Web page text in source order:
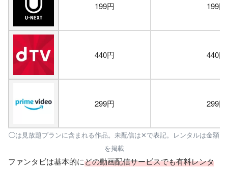
199円 199円
440円 440円
299円 299円
◯は見放題プランに含まれる作品。未配信は✕で表記。レンタルは金額
を掲載
ファンタビは基本的にどの動画配信サービスでも有料レンタ